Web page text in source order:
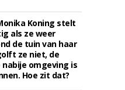
Koning stelt
als ze weer
de tuin van haar
ze niet, de
nabije omgeving is
Hoe zit dat?